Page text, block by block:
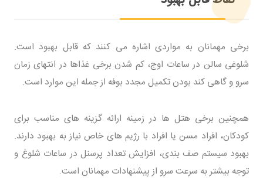
برخی مهمانان به مواردی اشاره می کنند که قابل بهبود است.
شلوغی سالن در ساعات اوج، کم شدن برخی غذاها در انتهای زمان
سرو و گاهی کند بودن تکمیل مجدد بوفه از جمله این موارد است.
همچنین برخی هتل ها در زمینه ارائه گزینه های مناسب برای
کودکان، افراد مسن یا افراد با رژیم های خاص نیاز به بهبود دارند.
بهبود سیستم صف بندی، افزایش تعداد پرسنل در ساعات شلوغ و
توجه بیشتر به سرعت سرو از پیشنهادات مهمانان است.